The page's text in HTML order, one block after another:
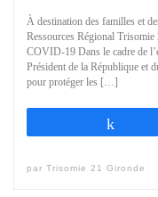
À destination des familles et
Ressources Régional
COVID-19 Dans le cadre de
Président de la République et
pour protéger les […]
par Trisomie 21 Gironde